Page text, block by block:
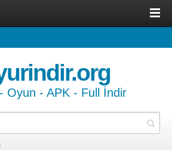
Oyun - APK - Full İndir